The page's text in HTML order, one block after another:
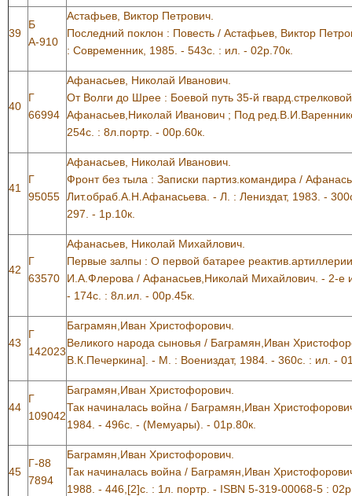
39
Б
А-910
Астафьев, Виктор Петрович.
Последний поклон : Повесть / Астафьев, Виктор
: Современник, 1985. - 543с. : ил. - 02р.70к.
40
Г
66994
Афанасьев, Николай Иванович.
От Волги до Шрее : Боевой путь 35-й
Афанасьев,Николай Иванович ; Под
254с. : 8л.портр. - 00р.60к.
41
Г
95055
Афанасьев, Николай Иванович.
Фронт без тыла : Записки партиз.командира /
Лит.обраб.А.Н.Афанасьева. - Л. : Лениздат, 1983. -
297. - 1р.10к.
42
Г
63570
Афанасьев, Николай Михайлович.
Первые залпы : О первой батарее
И.А.Флерова / Афанасьев,Николай Михайлович. - 2-е
- 174с. : 8л.ил. - 00р.45к.
43
Г
142023
Баграмян,Иван Христофорович.
Великого народа сыновья / Баграмян,Иван
В.К.Печеркина]. - М. : Воениздат, 1984. - 360с. : ил. -
44
Г
109042
Баграмян,Иван Христофорович.
Так начиналась война / Баграмян,Иван
1984. - 496с. - (Мемуары). - 01р.80к.
45
Г-88
7894
Баграмян,Иван Христофорович.
Так начиналась война / Баграмян,Иван
1988. - 446,[2]с. : 1л. портр. - ISBN 5-319-00068-5 :